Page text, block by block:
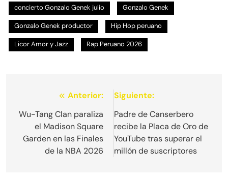
concierto Gonzalo Genek julio Gonzalo Genek
Gonzalo Genek productor Hip Hop peruano
Licor Amor y Jazz Rap Peruano 2026
Navegación
de
entradas
Anterior:
Wu-Tang Clan paraliza
el Madison Square
Garden en las Finales
de la NBA 2026
Siguiente:
Padre de Canserbero
recibe la Placa de Oro de
YouTube tras superar el
millón de suscriptores